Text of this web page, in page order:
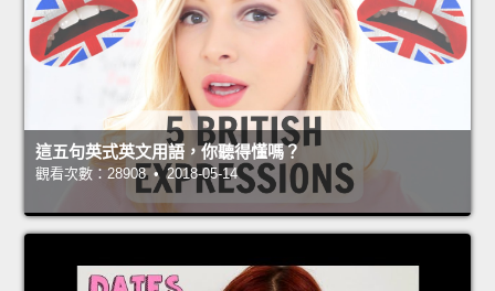
這五句英式英文用語，你聽得懂嗎？
觀看次數：28908 • 2018-05-14